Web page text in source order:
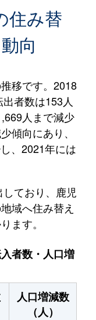
住み替
向
移です。2018
者数は153人
人まで減少
傾向にあり、
、2021年には
ており、鹿児
域へ住み替え
ます。
者数・人口増
人口増減数
（人）